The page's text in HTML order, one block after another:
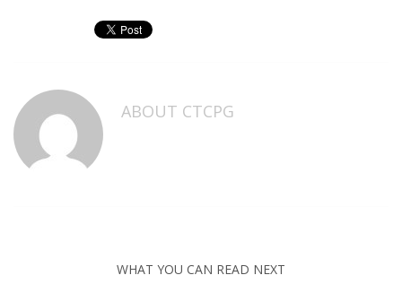
ABOUT CTCPG
WHAT YOU CAN READ NEXT